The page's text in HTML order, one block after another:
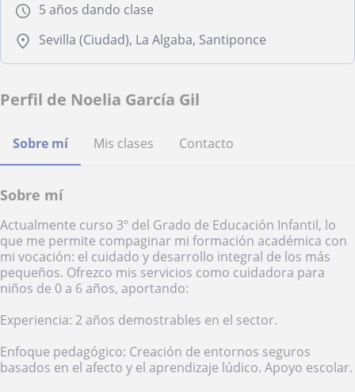
5 años dando clase
Sevilla (Ciudad), La Algaba, Santiponce
Perfil de Noelia García Gil
Sobre mí Mis clases Contacto
Sobre mí
Actualmente curso 3º del Grado de Educación Infantil, lo
que me permite compaginar mi formación académica con
mi vocación: el cuidado y desarrollo integral de los más
pequeños. Ofrezco mis servicios como cuidadora para
niños de 0 a 6 años, aportando:
Experiencia: 2 años demostrables en el sector.
Enfoque pedagógico: Creación de entornos seguros
basados en el afecto y el aprendizaje lúdico. Apoyo escolar.